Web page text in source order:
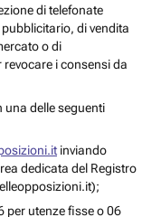
di telefonate
di vendita
o di
i consensi da
una delle seguenti
inviando
dedicata del Registro
per utenze fisse o 06